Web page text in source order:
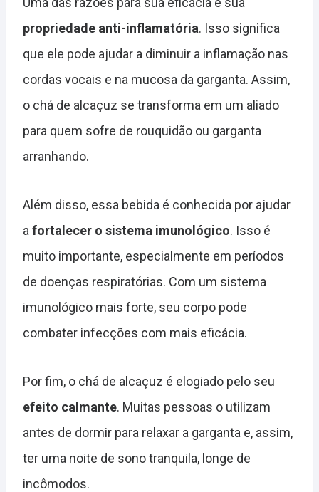
propriedade anti-inflamatória. Isso significa
que ele pode ajudar a diminuir a inflamação nas
cordas vocais e na mucosa da garganta. Assim,
o chá de alcaçuz se transforma em um aliado
para quem sofre de rouquidão ou garganta
arranhando.
Além disso, essa bebida é conhecida por ajudar
a fortalecer o sistema imunológico. Isso é
muito importante, especialmente em períodos
de doenças respiratórias. Com um sistema
imunológico mais forte, seu corpo pode
combater infecções com mais eficácia.
Por fim, o chá de alcaçuz é elogiado pelo seu
efeito calmante. Muitas pessoas o utilizam
antes de dormir para relaxar a garganta e, assim,
ter uma noite de sono tranquila, longe de
incômodos.